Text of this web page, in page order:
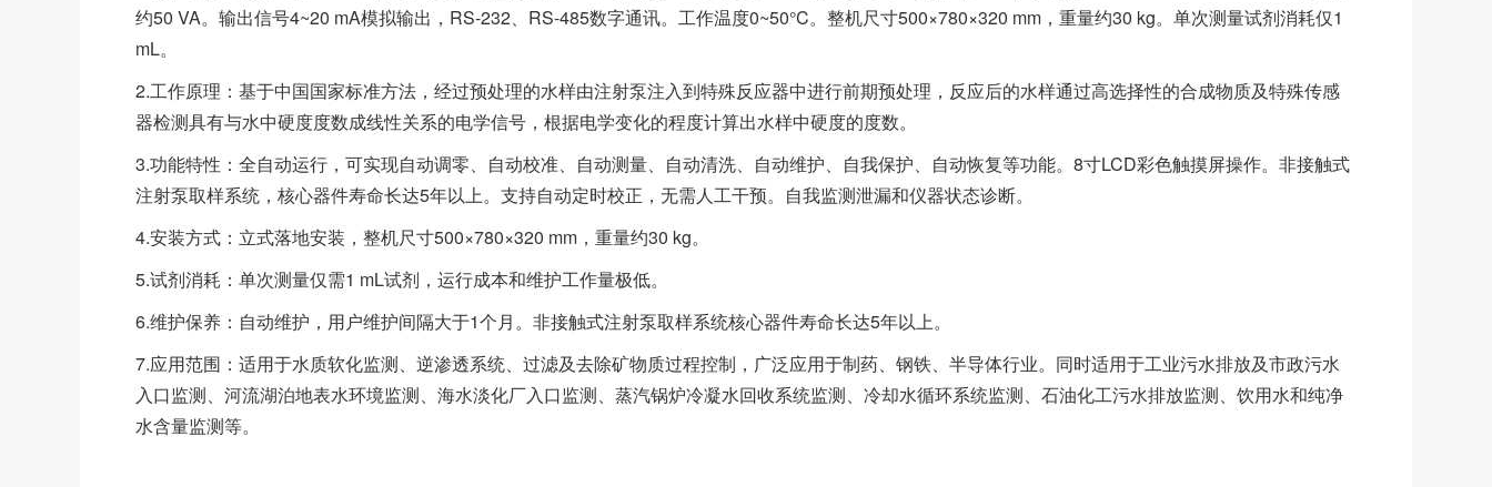
约50 VA。输出信号4~20 mA模拟输出，RS-232、RS-485数字通讯。工作温度0~50°C。整机尺寸500×780×320 mm，重量约30 kg。单次测量试剂消耗仅1
mL。
2.工作原理：基于中国国家标准方法，经过预处理的水样由注射泵注入到特殊反应器中进行前期预处理，反应后的水样通过高选择性的合成物质及特殊传感
器检测具有与水中硬度度数成线性关系的电学信号，根据电学变化的程度计算出水样中硬度的度数。
3.功能特性：全自动运行，可实现自动调零、自动校准、自动测量、自动清洗、自动维护、自我保护、自动恢复等功能。8寸LCD彩色触摸屏操作。非接触式
注射泵取样系统，核心器件寿命长达5年以上。支持自动定时校正，无需人工干预。自我监测泄漏和仪器状态诊断。
4.安装方式：立式落地安装，整机尺寸500×780×320 mm，重量约30 kg。
5.试剂消耗：单次测量仅需1 mL试剂，运行成本和维护工作量极低。
6.维护保养：自动维护，用户维护间隔大于1个月。非接触式注射泵取样系统核心器件寿命长达5年以上。
7.应用范围：适用于水质软化监测、逆渗透系统、过滤及去除矿物质过程控制，广泛应用于制药、钢铁、半导体行业。同时适用于工业污水排放及市政污水
入口监测、河流湖泊地表水环境监测、海水淡化厂入口监测、蒸汽锅炉冷凝水回收系统监测、冷却水循环系统监测、石油化工污水排放监测、饮用水和纯净
水含量监测等。